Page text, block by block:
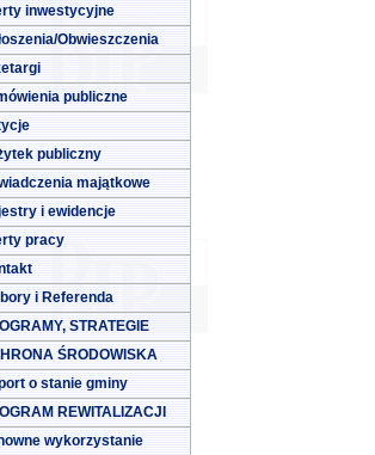
inwestycyjne
Obwieszczenia
publiczne
publiczny
majątkowe
i ewidencje
pracy
i Referenda
STRATEGIE
ŚRODOWISKA
o stanie gminy
REWITALIZACJI
wykorzystanie